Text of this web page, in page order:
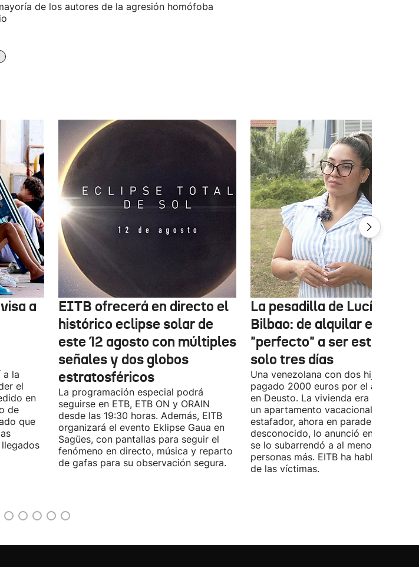
de los autores de la agresión homófoba
a
a la
el
en
de
que
EITB ofrecerá en directo el
histórico eclipse solar de
este 12 agosto con múltiples
señales y dos globos
estratosféricos
La programación especial podrá
seguirse en ETB, ETB ON y ORAIN
desde las 19:30 horas. Además, EITB
organizará el evento Eklipse Gaua en
Sagües, con pantallas para seguir el
fenómeno en directo, música y reparto
de gafas para su observación segura.
La pesadilla de Lucía en
Bilbao: de alquilar el piso
"perfecto" a ser estafada
solo tres días
Una venezolana con dos hijos ha
pagado 2000 euros por el alquiler
en Deusto. La vivienda era en
un apartamento vacacional. El
estafador, ahora en paradero
desconocido, lo anunció en Idealista
se lo subarrendó a al menos nueve
personas más. EITB ha hablado con
de las víctimas.